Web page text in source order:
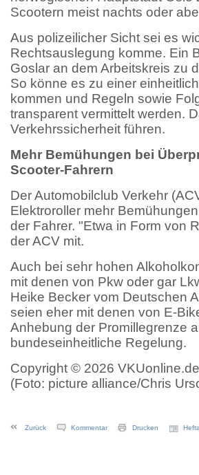
Scootern meist nachts oder
Aus polizeilicher Sicht sei es
Rechtsauslegung komme. Ein
Goslar an dem Arbeitskreis zu
So könne es zu einer
kommen und Regeln sowie
transparent vermittelt werden.
Verkehrssicherheit führen.
Mehr Bemühungen bei
Scooter-Fahrern
Der Automobilclub Verkehr
Elektroroller mehr
der Fahrer. "Etwa in Form von
der ACV mit.
Auch bei sehr hohen
mit denen von Pkw oder gar
Heike Becker vom Deutschen
seien eher mit denen von E-
Anhebung der Promillegrenze
bundeseinheitliche Regelung.
Copyright © 2026 VKUonline.de
(Foto: picture alliance/Chris
Zurück Kommentar Drucken